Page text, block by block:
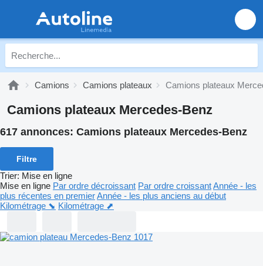
Camions Camions plateaux Camions plateaux
Camions plateaux Mercedes-Benz
617 annonces: Camions plateaux Mercedes-Benz
Filtre
Trier: Mise en ligne
Mise en ligne Par ordre décroissant Par ordre croissantAnnée - les
plus récentes en premierAnnée - les plus anciens au début
Kilométrage ⬊ Kilométrage ⬈